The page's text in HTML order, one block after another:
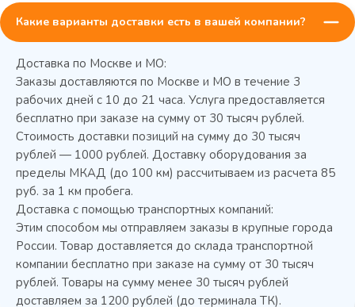
Колода разрубочная КР-5/5
Какие варианты доставки есть в вашей компании?
Доставка по Москве и МО:
Заказы доставляются по Москве и МО в течение 3
рабочих дней с 10 до 21 часа. Услуга предоставляется
бесплатно при заказе на сумму от 30 тысяч рублей.
Стоимость доставки позиций на сумму до 30 тысяч
рублей — 1000 рублей. Доставку оборудования за
пределы МКАД (до 100 км) рассчитываем из расчета 85
руб. за 1 км пробега.
Доставка с помощью транспортных компаний:
Этим способом мы отправляем заказы в крупные города
России. Товар доставляется до склада транспортной
компании бесплатно при заказе на сумму от 30 тысяч
рублей. Товары на сумму менее 30 тысяч рублей
доставляем за 1200 рублей (до терминала ТК).